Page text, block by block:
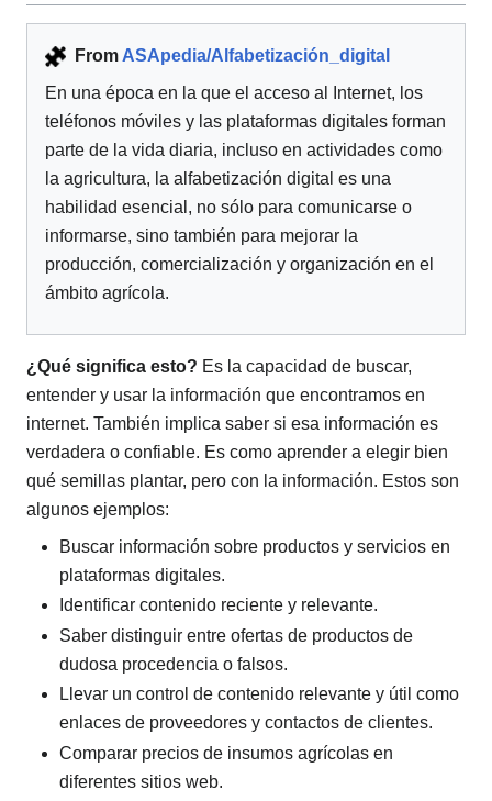
From ASApedia/Alfabetización_digital
En una época en la que el acceso al Internet, los
teléfonos móviles y las plataformas digitales forman
parte de la vida diaria, incluso en actividades como
la agricultura, la alfabetización digital es una
habilidad esencial, no sólo para comunicarse o
informarse, sino también para mejorar la
producción, comercialización y organización en el
ámbito agrícola.
¿Qué significa esto? Es la capacidad de buscar,
entender y usar la información que encontramos en
internet. También implica saber si esa información es
verdadera o confiable. Es como aprender a elegir bien
qué semillas plantar, pero con la información. Estos son
algunos ejemplos:
Buscar información sobre productos y servicios en
plataformas digitales.
Identificar contenido reciente y relevante.
Saber distinguir entre ofertas de productos de
dudosa procedencia o falsos.
Llevar un control de contenido relevante y útil como
enlaces de proveedores y contactos de clientes.
Comparar precios de insumos agrícolas en
diferentes sitios web.